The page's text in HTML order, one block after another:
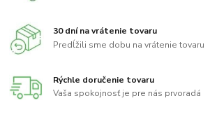
30 dní na vrátenie tovaru
Predĺžili sme dobu na vrátenie tovaru
Rýchle doručenie tovaru
Vaša spokojnosť je pre nás prvoradá